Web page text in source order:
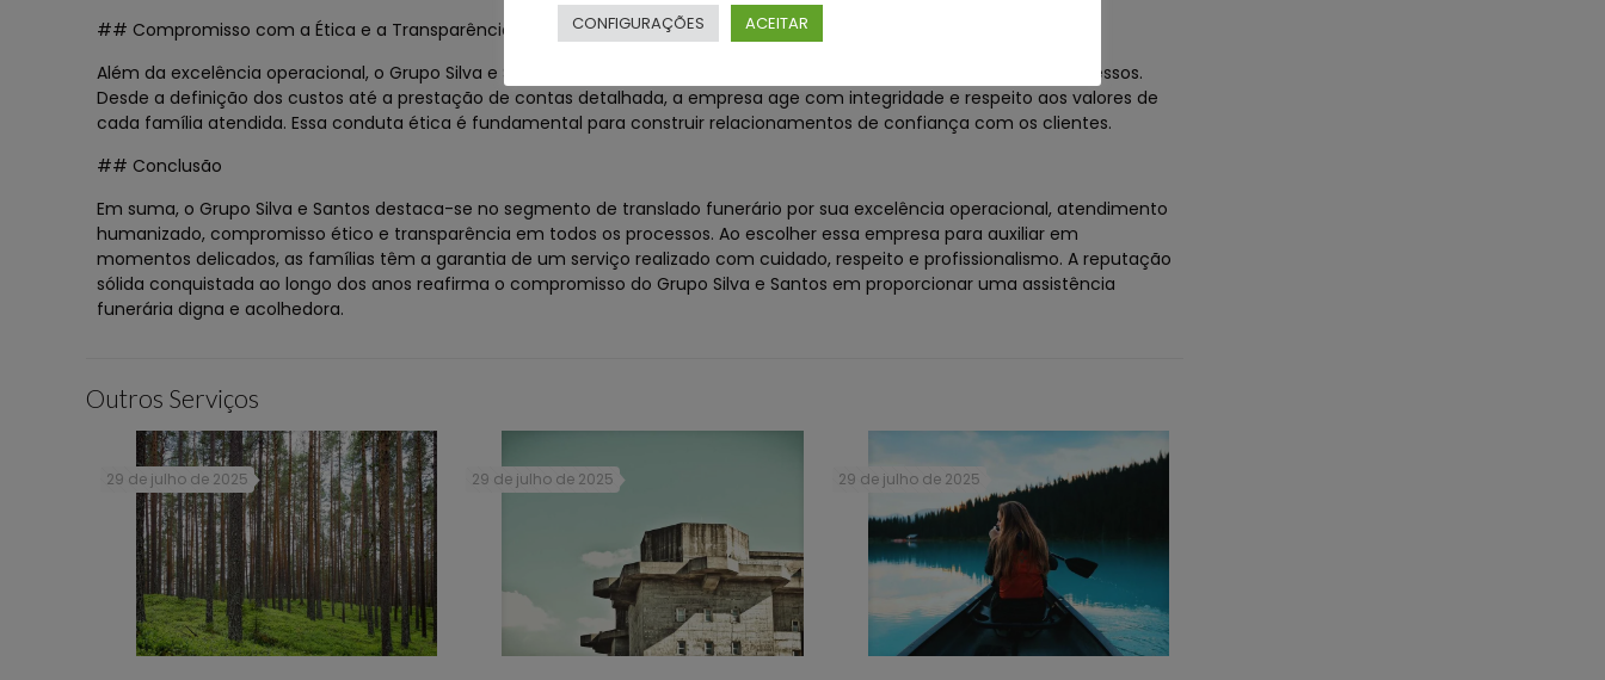
## Compromisso com a Ética e a Transparência
Além da excelência operacional, o Grupo Silva e Santos pauta suas ações pela ética e transparência em todos os processos.
Desde a definição dos custos até a prestação de contas detalhada, a empresa age com integridade e respeito aos valores de
cada família atendida. Essa conduta ética é fundamental para construir relacionamentos de confiança com os clientes.
## Conclusão
Em suma, o Grupo Silva e Santos destaca-se no segmento de translado funerário por sua excelência operacional, atendimento
humanizado, compromisso ético e transparência em todos os processos. Ao escolher essa empresa para auxiliar em
momentos delicados, as famílias têm a garantia de um serviço realizado com cuidado, respeito e profissionalismo. A reputação
sólida conquistada ao longo dos anos reafirma o compromisso do Grupo Silva e Santos em proporcionar uma assistência
funerária digna e acolhedora.
Outros Serviços
29 de julho de 2025 29 de julho de 2025 29 de julho de 2025
CONFIGURAÇÕES ACEITAR